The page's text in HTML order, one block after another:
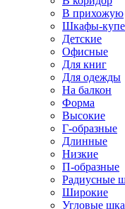
В прихожую
Шкафы-
Детские
Офисные
Для книг
Для одежды
На балкон
Форма
Высокие
Г-образные
Длинные
Низкие
П-образные
Радиусные
Широкие
Угловые